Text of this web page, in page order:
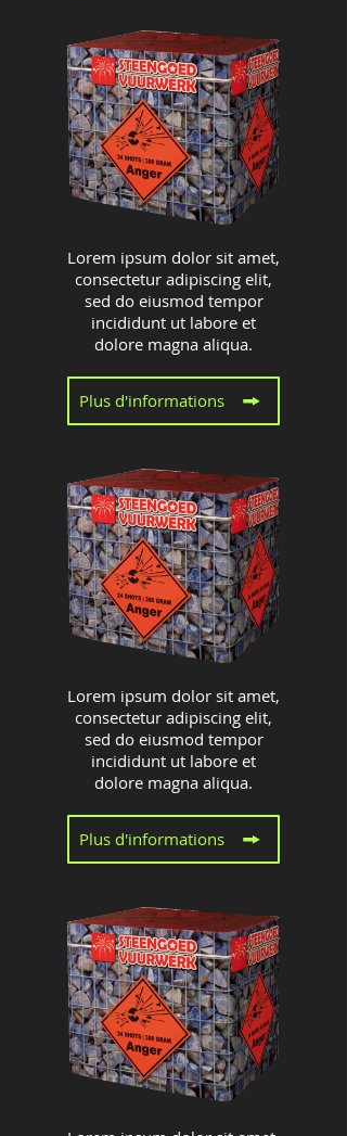
Lorem ipsum dolor sit amet,
consectetur adipiscing elit,
sed do eiusmod tempor
incididunt ut labore et
dolore magna aliqua.
Plus d'informations
Lorem ipsum dolor sit amet,
consectetur adipiscing elit,
sed do eiusmod tempor
incididunt ut labore et
dolore magna aliqua.
Plus d'informations